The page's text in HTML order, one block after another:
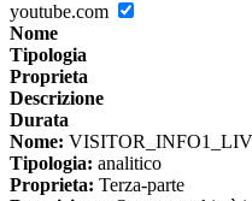
youtube.com
Nome
Tipologia
Proprieta
Descrizione
Durata
Nome:
Tipologia: analitico
Proprieta: Terza-parte